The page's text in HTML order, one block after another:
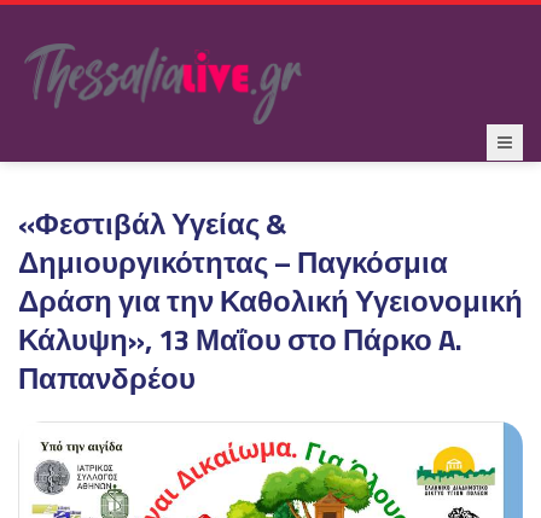
«Φεστιβάλ Υγείας &
Δημιουργικότητας – Παγκόσμια
Δράση για την Καθολική Υγειονομική
Κάλυψη», 13 Μαΐου στο Πάρκο A.
Παπανδρέου